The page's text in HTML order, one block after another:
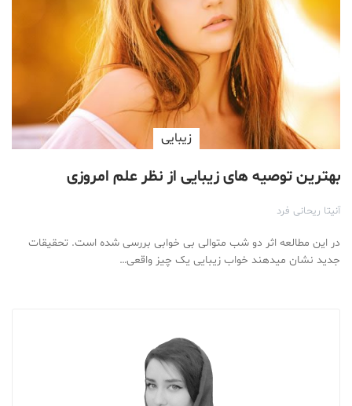
زیبایی
بهترین توصیه های زیبایی از نظر علم امروزی
آنیتا ریحانی فرد
در این مطالعه اثر دو شب متوالی بی خوابی بررسی شده است. تحقیقات
جدید نشان میدهند خواب زیبایی یک چیز واقعی…